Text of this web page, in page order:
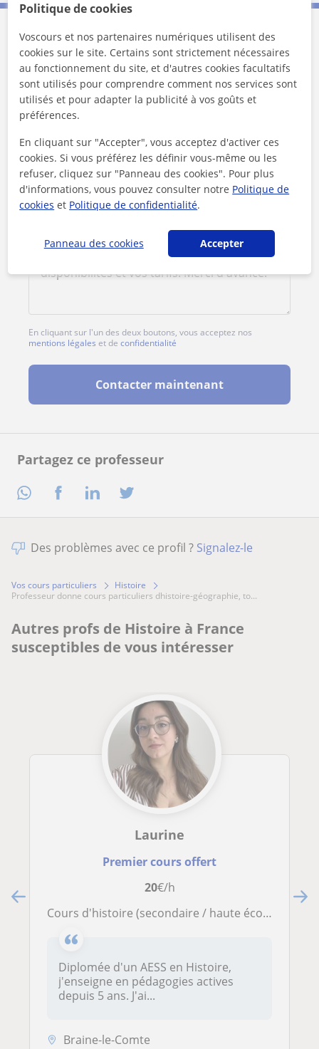
Partagez ce professeur
Contactez Anthony
1er cours offert
En cliquant sur l'un des deux boutons, vous acceptez nos
mentions légales et de confidentialité
Contacter maintenant
Des problèmes avec ce profil ? Signalez-le
Vos cours particuliers
Histoire
professeur donne cours particuliers dhistoire-géographie, to...
Autres profs de Histoire à France
susceptibles de vous intéresser
Laurine
Premier cours offert
20€/h
Cours d'histoire (secondaire / haute école)
Diplomée d'un AESS en Histoire,
j'enseigne en pédagogies actives
depuis 5 ans. J'ai...
Braine-le-Comte
Politique de cookies
Voscours et nos partenaires numériques utilisent des
cookies sur le site. Certains sont strictement nécessaires
au fonctionnement du site, et d'autres cookies facultatifs
sont utilisés pour comprendre comment nos services sont
utilisés et pour adapter la publicité à vos goûts et
préférences.
En cliquant sur "Accepter", vous acceptez d'activer ces
cookies. Si vous préférez les définir vous-même ou les
refuser, cliquez sur "Panneau des cookies". Pour plus
d'informations, vous pouvez consulter notre Politique de
cookies et Politique de confidentialité.
Panneau des cookies Accepter